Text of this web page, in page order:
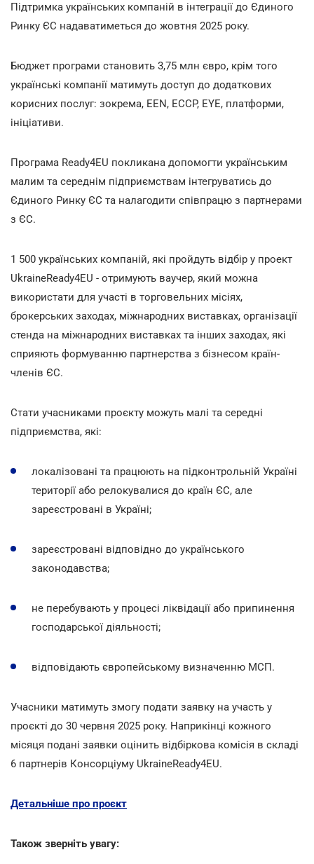
Підтримка українських компаній в інтеграції до Єдиного
Ринку ЄС надаватиметься до жовтня 2025 року.
Бюджет програми становить 3,75 млн євро, крім того
українські компанії матимуть доступ до додаткових
корисних послуг: зокрема, EEN, ECCP, EYE, платформи,
ініціативи.
Програма Ready4EU покликана допомогти українським
малим та середнім підприємствам інтегруватись до
Єдиного Ринку ЄС та налагодити співпрацю з партнерами
з ЄС.
1 500 українських компаній, які пройдуть відбір у проект
UkraineReady4EU - отримують ваучер, який можна
використати для участі в торговельних місіях,
брокерських заходах, міжнародних виставках, організації
стенда на міжнародних виставках та інших заходах, які
сприяють формуванню партнерства з бізнесом країн-
членів ЄС.
Стати учасниками проєкту можуть малі та середні
підприємства, які:
локалізовані та працюють на підконтрольній Україні
території або релокувалися до країн ЄС, але
зареєстровані в Україні;
зареєстровані відповідно до українського
законодавства;
не перебувають у процесі ліквідації або припинення
господарської діяльності;
відповідають європейському визначенню МСП.
Учасники матимуть змогу подати заявку на участь у
проєкті до 30 червня 2025 року. Наприкінці кожного
місяця подані заявки оцінить відбіркова комісія в складі
6 партнерів Консорціуму UkraineReady4EU.
Детальніше про проєкт
Також зверніть увагу: